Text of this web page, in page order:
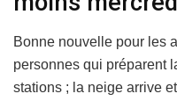
Bonne nouvelle pour les
personnes qui préparent
stations ; la neige arrive